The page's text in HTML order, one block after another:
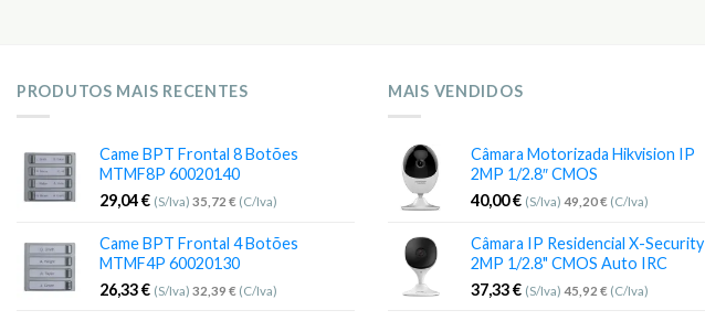
PRODUTOS MAIS RECENTES
Came BPT Frontal 8 Botões
MTMF8P 60020140
29,04€ (S/Iva) 35,72 € (C/Iva)
Came BPT Frontal 4 Botões
MTMF4P 60020130
26,33€ (S/Iva) 32,39 € (C/Iva)
MAIS VENDIDOS
Câmara Motorizada Hikvision IP
2MP 1/2.8″ CMOS
40,00€ (S/Iva) 49,20€ (C/Iva)
Câmara IP Residencial X-Security
2MP 1/2.8" CMOS Auto IRC
37,33€ (S/Iva) 45,92 € (C/Iva)